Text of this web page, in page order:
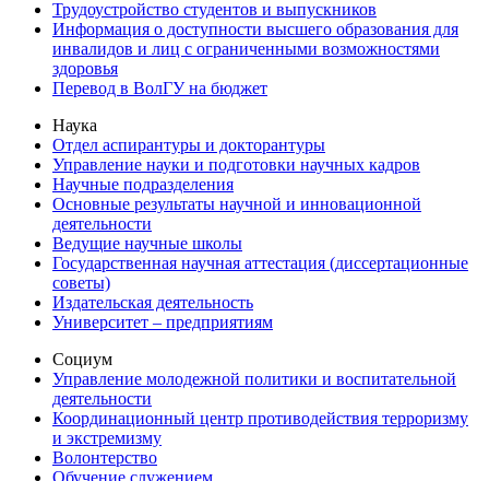
Трудоустройство студентов и выпускников
Информация о доступности высшего образования для
инвалидов и лиц с ограниченными возможностями
здоровья
Перевод в ВолГУ на бюджет
Наука
Отдел аспирантуры и докторантуры
Управление науки и подготовки научных кадров
Научные подразделения
Основные результаты научной и инновационной
деятельности
Ведущие научные школы
Государственная научная аттестация (диссертационные
советы)
Издательская деятельность
Университет – предприятиям
Социум
Управление молодежной политики и воспитательной
деятельности
Координационный центр противодействия терроризму
и экстремизму
Волонтерство